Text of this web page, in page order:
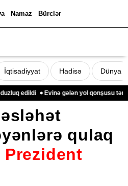
Namaz Bürclər
İqtisadiyyat Hadisə Dünya
edildi Evinə gələn yol qonşusu
qulaq
Prezident